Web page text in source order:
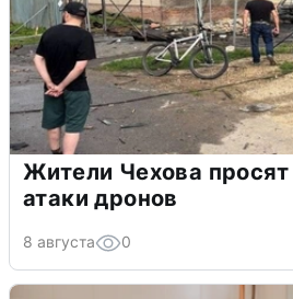
Жители Чехова
атаки дронов
8 августа 0